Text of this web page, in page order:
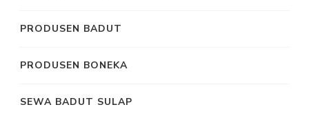
PRODUSEN BADUT
PRODUSEN BONEKA
SEWA BADUT SULAP